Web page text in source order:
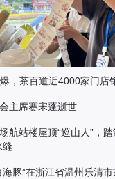
爆，茶百道近4000家门店
主席赛宋蓬逝世
航站楼屋顶“巡山人”，
缝
海豚”在浙江省温州乐清